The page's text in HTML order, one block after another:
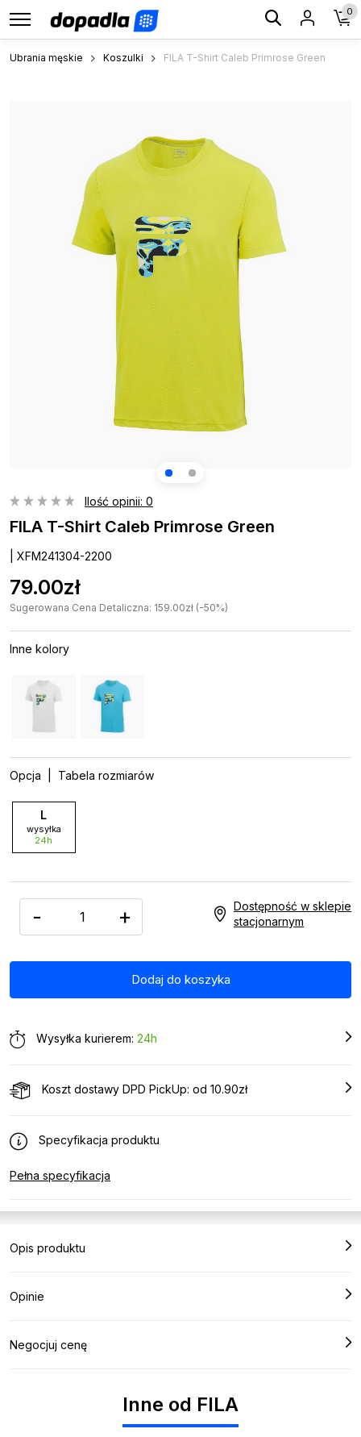
0
Ubrania męskie Koszulki FILA T-Shirt Caleb Primrose Green
Ilość opinii: 0
FILA T-Shirt Caleb Primrose Green
| XFM241304-2200
79.00zł
Sugerowana Cena Detaliczna: 159.00zł (-50%)
Inne kolory
Opcja | Tabela rozmiarów
L
wysyłka
24h
- +
Dostępność w sklepie
stacjonarnym
Wysyłka kurierem: 24h
Koszt dostawy DPD PickUp: od 10.90zł
Specyfikacja produktu
Pełna specyfikacja
Opis produktu
Opinie
Negocjuj cenę
Inne od FILA